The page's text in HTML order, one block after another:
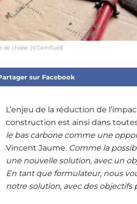
de chape. [©Cemfluid]
sur Facebook
L’enjeu de la réduction de
construction est ainsi dans
le bas carbone comme une
Vincent Jaume. Comme la
une nouvelle solution, avec un
En tant que formulateur, nous
notre solution, avec des objectifs